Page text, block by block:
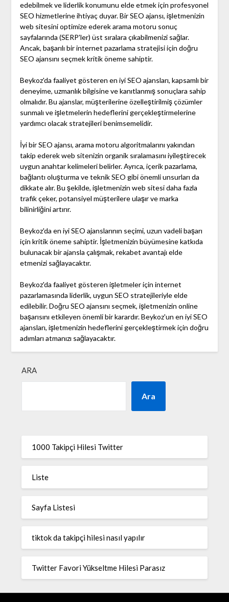
edebilmek ve liderlik konumunu elde etmek için profesyonel
SEO hizmetlerine ihtiyaç duyar. Bir SEO ajansı, işletmenizin
web sitesini optimize ederek arama motoru sonuç
sayfalarında (SERP'ler) üst sıralara çıkabilmenizi sağlar.
Ancak, başarılı bir internet pazarlama stratejisi için doğru
SEO ajansını seçmek kritik öneme sahiptir.
Beykoz'da faaliyet gösteren en iyi SEO ajansları, kapsamlı bir
deneyime, uzmanlık bilgisine ve kanıtlanmış sonuçlara sahip
olmalıdır. Bu ajanslar, müşterilerine özelleştirilmiş çözümler
sunmalı ve işletmelerin hedeflerini gerçekleştirmelerine
yardımcı olacak stratejileri benimsemelidir.
İyi bir SEO ajansı, arama motoru algoritmalarını yakından
takip ederek web sitenizin organik sıralamasını iyileştirecek
uygun anahtar kelimeleri belirler. Ayrıca, içerik pazarlama,
bağlantı oluşturma ve teknik SEO gibi önemli unsurları da
dikkate alır. Bu şekilde, işletmenizin web sitesi daha fazla
trafik çeker, potansiyel müşterilere ulaşır ve marka
bilinirliğini artırır.
Beykoz'da en iyi SEO ajanslarının seçimi, uzun vadeli başarı
için kritik öneme sahiptir. İşletmenizin büyümesine katkıda
bulunacak bir ajansla çalışmak, rekabet avantajı elde
etmenizi sağlayacaktır.
Beykoz'da faaliyet gösteren işletmeler için internet
pazarlamasında liderlik, uygun SEO stratejileriyle elde
edilebilir. Doğru SEO ajansını seçmek, işletmenizin online
başarısını etkileyen önemli bir karardır. Beykoz'un en iyi SEO
ajansları, işletmenizin hedeflerini gerçekleştirmek için doğru
adımları atmanızı sağlayacaktır.
ARA
Ara
1000 Takipçi Hilesi Twitter
Liste
Sayfa Listesi
tiktok da takipçi hilesi nasıl yapılır
Twitter Favori Yükseltme Hilesi Parasız